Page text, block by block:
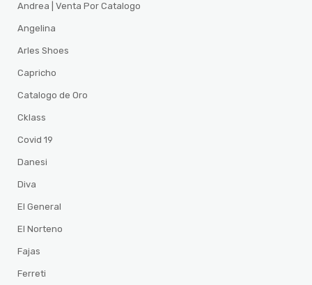
Andrea | Venta Por Catalogo
Angelina
Arles Shoes
Capricho
Catalogo de Oro
Cklass
Covid 19
Danesi
Diva
El General
El Norteno
Fajas
Ferreti